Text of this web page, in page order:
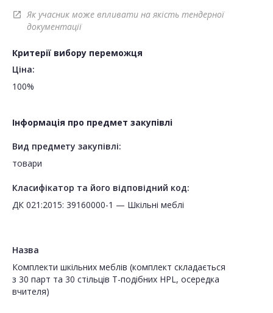
open_in_new
Як учасник може впливати на якість тендерної
документації
Критерії вибору переможця
Ціна:
100%
Інформація про предмет закупівлі
Вид предмету закупівлі:
товари
Класифікатор та його відповідний код:
ДК 021:2015: 39160000-1 — Шкільні меблі
Назва
Комплекти шкільних меблів (комплект складається
з 30 парт та 30 стільців Т-подібних HPL, осередка
вчителя)